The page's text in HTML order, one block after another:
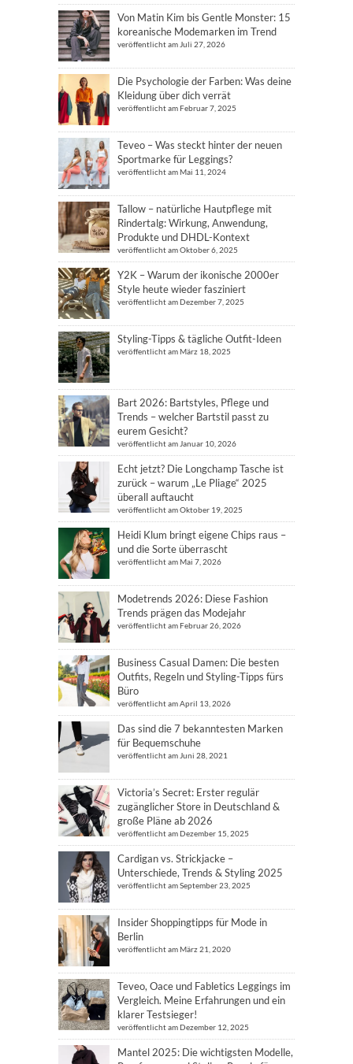
Von Matin Kim bis Gentle Monster: 15
koreanische Modemarken im Trend
veröffentlicht am Juli 27, 2026
Die Psychologie der Farben: Was deine
Kleidung über dich verrät
veröffentlicht am Februar 7, 2025
Teveo – Was steckt hinter der neuen
Sportmarke für Leggings?
veröffentlicht am Mai 11, 2024
Tallow – natürliche Hautpflege mit
Rindertalg: Wirkung, Anwendung,
Produkte und DHDL-Kontext
veröffentlicht am Oktober 6, 2025
Y2K – Warum der ikonische 2000er
Style heute wieder fasziniert
veröffentlicht am Dezember 7, 2025
Styling-Tipps & tägliche Outfit-Ideen
veröffentlicht am März 18, 2025
Bart 2026: Bartstyles, Pflege und
Trends – welcher Bartstil passt zu
eurem Gesicht?
veröffentlicht am Januar 10, 2026
Echt jetzt? Die Longchamp Tasche ist
zurück – warum „Le Pliage“ 2025
überall auftaucht
veröffentlicht am Oktober 19, 2025
Heidi Klum bringt eigene Chips raus –
und die Sorte überrascht
veröffentlicht am Mai 7, 2026
Modetrends 2026: Diese Fashion
Trends prägen das Modejahr
veröffentlicht am Februar 26, 2026
Business Casual Damen: Die besten
Outfits, Regeln und Styling-Tipps fürs
Büro
veröffentlicht am April 13, 2026
Das sind die 7 bekanntesten Marken
für Bequemschuhe
veröffentlicht am Juni 28, 2021
Victoria’s Secret: Erster regulär
zugänglicher Store in Deutschland &
große Pläne ab 2026
veröffentlicht am Dezember 15, 2025
Cardigan vs. Strickjacke –
Unterschiede, Trends & Styling 2025
veröffentlicht am September 23, 2025
Insider Shoppingtipps für Mode in
Berlin
veröffentlicht am März 21, 2020
Teveo, Oace und Fabletics Leggings im
Vergleich. Meine Erfahrungen und ein
klarer Testsieger!
veröffentlicht am Dezember 12, 2025
Mantel 2025: Die wichtigsten Modelle,